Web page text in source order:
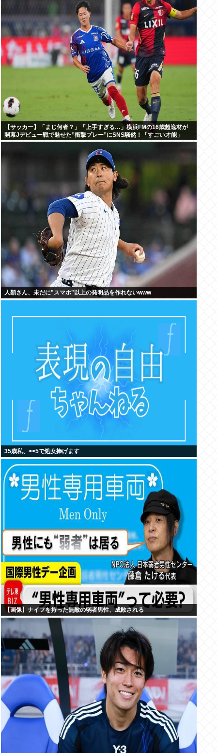
【サッカー】「まじ何者？」「上手すぎる…」横浜FMの16歳超逸材が
開幕Jデビュー戦で魅せた”衝撃プレー”にSNS騒然！「すごい才能」
人類さん、未だに"スマホ"以上の発明品を作れないwww
35歳私、>>5で処女捧げます
【画像】ナイフを持った無敵の弱者男性、成敗される